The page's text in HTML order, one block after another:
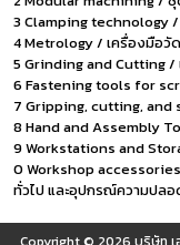
3 Clamping technology
4 Metrology / เครื่องมือวัด
5 Grinding and Cutting /
6 Fastening tools for
7 Gripping, cutting, and
8 Hand and Assembly
9 Workstations and
0 Workshop
ทั่วไป และอุปกรณ์ความปล